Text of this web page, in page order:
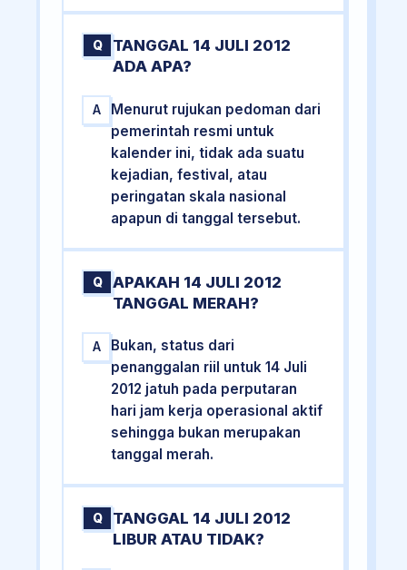
Q
TANGGAL 14 JULI 2012
ADA APA?
A
Menurut rujukan pedoman dari
pemerintah resmi untuk
kalender ini, tidak ada suatu
kejadian, festival, atau
peringatan skala nasional
apapun di tanggal tersebut.
Q
APAKAH 14 JULI 2012
TANGGAL MERAH?
A
Bukan, status dari
penanggalan riil untuk 14 Juli
2012 jatuh pada perputaran
hari jam kerja operasional aktif
sehingga bukan merupakan
tanggal merah.
Q
TANGGAL 14 JULI 2012
LIBUR ATAU TIDAK?